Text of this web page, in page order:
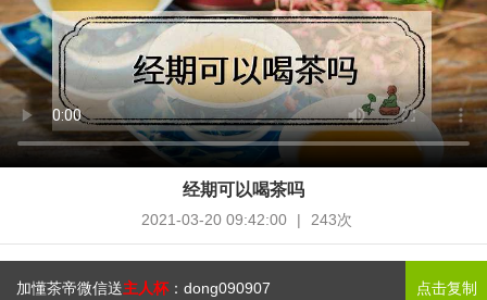
经期可以喝茶吗
2021-03-20 09:42:00 | 243次
加懂茶帝微信送主人杯： dong090907 点击复制